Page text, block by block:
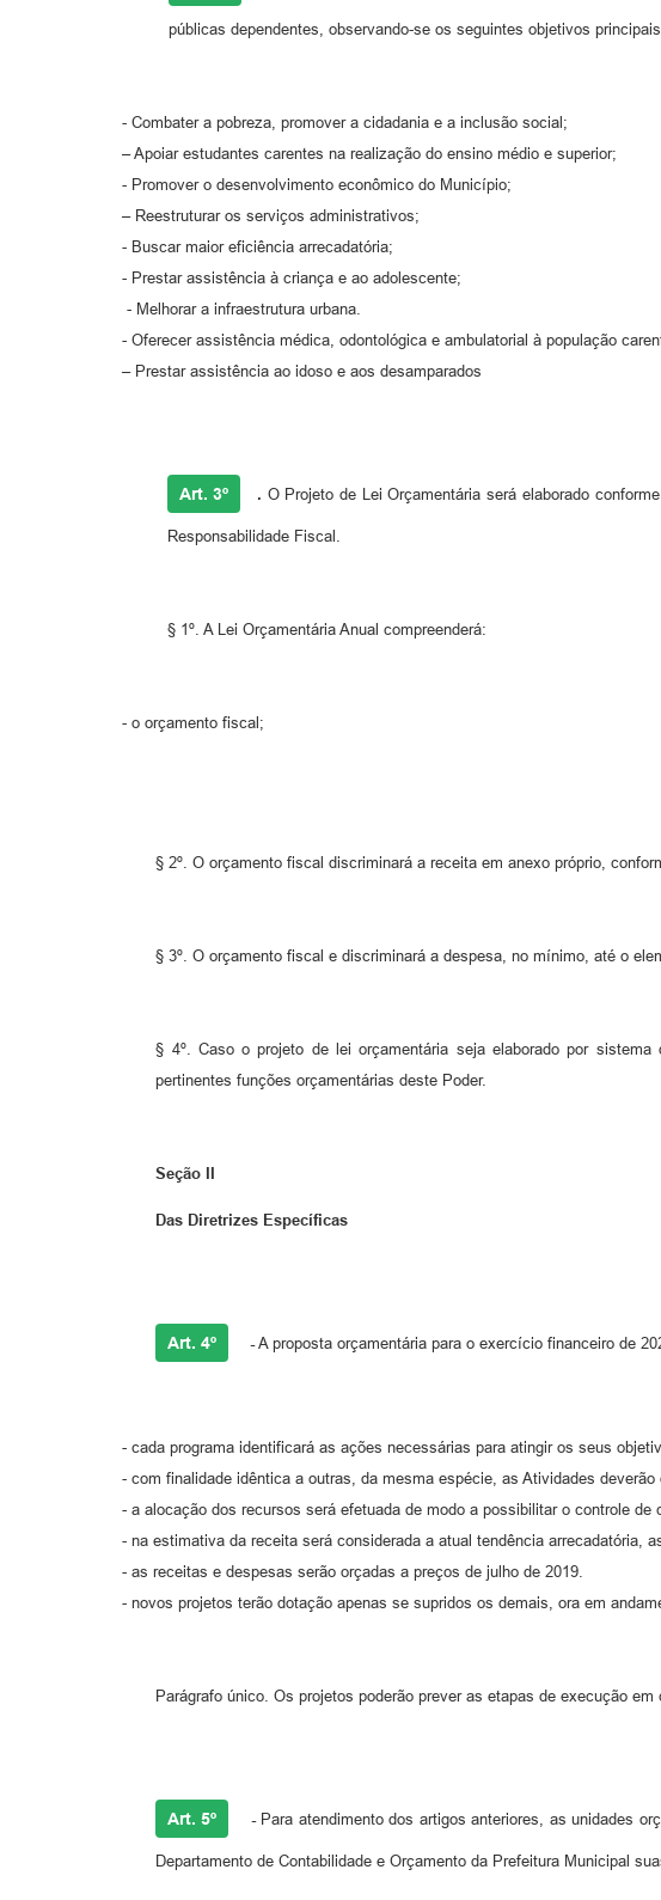
públicas dependentes, observando-se os seguintes objetivos
- Combater a pobreza, promover a cidadania e a inclusão social;
– Apoiar estudantes carentes na realização do ensino médio e superior;
- Promover o desenvolvimento econômico do Município;
– Reestruturar os serviços administrativos;
- Buscar maior eficiência arrecadatória;
- Prestar assistência à criança e ao adolescente;
- Melhorar a infraestrutura urbana.
- Oferecer assistência médica, odontológica e ambulatorial à população
– Prestar assistência ao idoso e aos desamparados
Art. 3º . O Projeto de Lei Orçamentária será elaborado
Responsabilidade Fiscal.
§ 1º. A Lei Orçamentária Anual compreenderá:
- o orçamento fiscal;
§ 2º. O orçamento fiscal discriminará a receita em anexo próprio,
§ 3º. O orçamento fiscal e discriminará a despesa, no mínimo, até o
§ 4º. Caso o projeto de lei orçamentária seja elaborado por
pertinentes funções orçamentárias deste Poder.
Seção II
Das Diretrizes Específicas
Art. 4º -A proposta orçamentária para o exercício financeiro de
- cada programa identificará as ações necessárias para atingir os seus
- com finalidade idêntica a outras, da mesma espécie, as Atividades
- a alocação dos recursos será efetuada de modo a possibilitar o controle
- na estimativa da receita será considerada a atual tendência arrecadatória,
- as receitas e despesas serão orçadas a preços de julho de 2019.
- novos projetos terão dotação apenas se supridos os demais, ora em
Parágrafo único. Os projetos poderão prever as etapas de execução
Art. 5º -Para atendimento dos artigos anteriores, as unidades
Departamento de Contabilidade e Orçamento da Prefeitura Municipal